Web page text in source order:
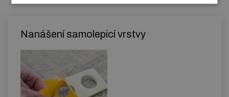
Nanášení samolepicí vrstvy